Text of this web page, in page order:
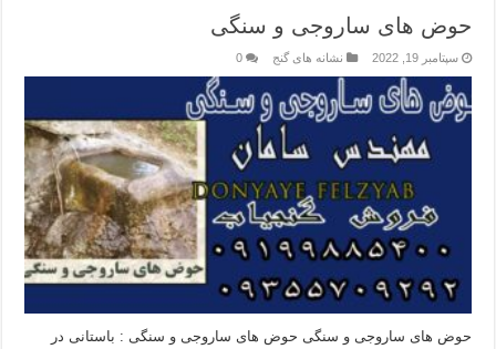
حوض های ساروجی و سنگی
سپتامبر 19, 2022 نشانه های گنج 0
حوض های ساروجی و سنگی حوض های ساروجی و سنگی : باستانی در